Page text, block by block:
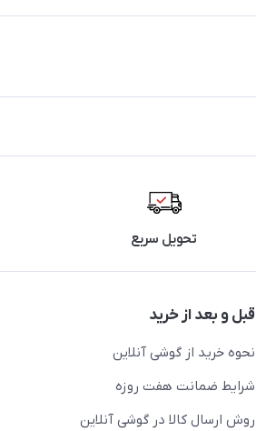
تحویل سریع
قبل و بعد از خرید
نحوه خرید از گوشی آنلاین
شرایط ضمانت هفت روزه
روش ارسال کالا در گوشی آنلاین